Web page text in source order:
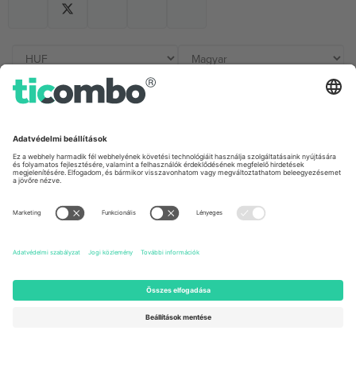
Germany
Unter den Linden 24, 10117
Berlin, Germany
United Kingdom
167 City Road, London, Greater
Newark, Delaware 19713, United
States
Engelberg, Switzerland